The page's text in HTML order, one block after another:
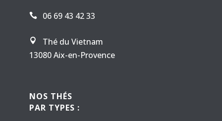
 06 69 43 42 33

Thé du Vietnam
13080 Aix-en-Provence
NOS THÉS
PAR TYPES :